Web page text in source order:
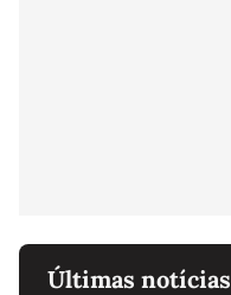
Últimas notícias